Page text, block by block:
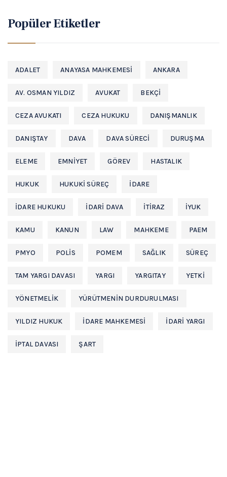
Popüler Etiketler
ADALET ANAYASA MAHKEMESI ANKARA
AV. OSMAN YILDIZ AVUKAT BEKÇI
CEZA AVUKATI CEZA HUKUKU DANIŞMANLIK
DANIŞTAY DAVA DAVA SÜRECI DURUŞMA
ELEME EMNIYET GÖREV HASTALIK
HUKUK HUKUKI SÜREÇ IDARE
IDARE HUKUKU IDARI DAVA ITIRAZ IYUK
KAMU KANUN LAW MAHKEME PAEM
PMYO POLIS POMEM SAĞLIK SÜREÇ
TAM YARGI DAVASI YARGI YARGITAY YETKI
YÖNETMELIK YÜRÜTMENIN DURDURULMASI
YILDIZ HUKUK İDARE MAHKEMESİ İDARİ YARGI
İPTAL DAVASI ŞART